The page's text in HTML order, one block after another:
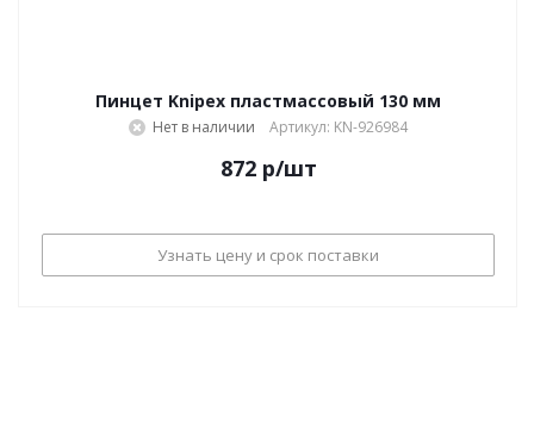
Пинцет Knipex пластмассовый 130 мм
Нет в наличии Артикул: KN-926984
872р/шт
Узнать цену и срок поставки